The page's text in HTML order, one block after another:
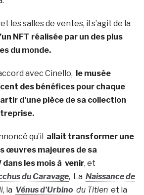
les salles de ventes, il s’agit de la
NFT réalisée par un des plus
du monde.
avec Cinello, le musée
des bénéfices pour chaque
d’une pièce de sa collection
qu’il allait transformer une
œuvres majeures de sa
dans les mois à venir, et
du Caravage,La Naissance de
, la Vénus d’Urbino du Titienet la